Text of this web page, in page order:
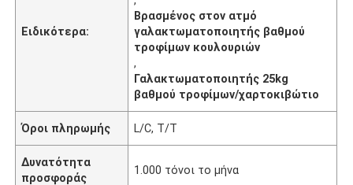
Ειδικότερα:
Βρασμένος στον ατμό
γαλακτωματοποιητής βαθμού
τροφίμων κουλουριών
,
Γαλακτωματοποιητής 25kg
βαθμού τροφίμων/χαρτοκιβώτιο
Όροι πληρωμής L/C, T/T
Δυνατότητα
προσφοράς
1.000 τόνοι το μήνα